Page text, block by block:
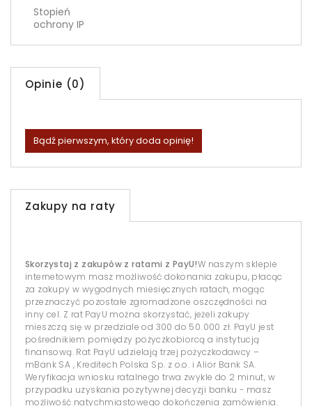
Stopień
ochrony IP
Opinie (0)
Bądź pierwszym, który doda opinię!
Zakupy na raty
Skorzystaj z zakupów z ratami z PayU!W naszym sklepie
internetowym masz możliwość dokonania zakupu, płacąc
za zakupy w wygodnych miesięcznych ratach, mogąc
przeznaczyć pozostałe zgromadzone oszczędności na
inny cel. Z rat PayU można skorzystać, jeżeli zakupy
mieszczą się w przedziale od 300 do 50 000 zł. PayU jest
pośrednikiem pomiędzy pożyczkobiorcą a instytucją
finansową. Rat PayU udzielają trzej pożyczkodawcy –
mBank SA , Kreditech Polska Sp. z o.o. i Alior Bank SA.
Weryfikacja wniosku ratalnego trwa zwykle do 2 minut, w
przypadku uzyskania pozytywnej decyzji banku - masz
możliwość natychmiastowego dokończenia zamówienia.